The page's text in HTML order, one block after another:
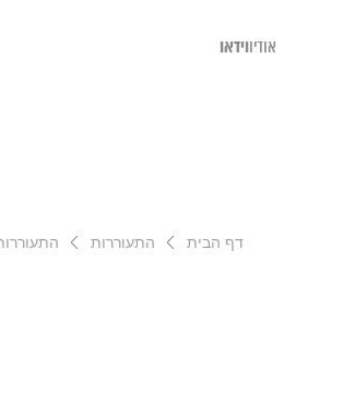
אודיווידאו
דף הבית התעוררות התעוררות –